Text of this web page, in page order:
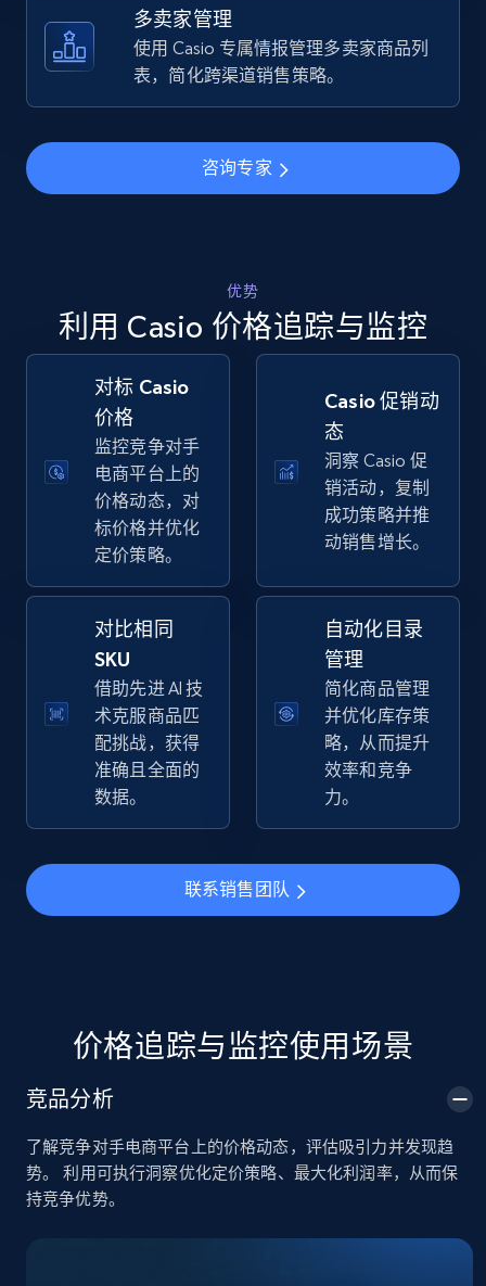
Walmart - products - Find new products by
using specific category URL
URL, Final price, Sku, Currency, Gtin,
Specifications, Image urls, Top reviews, and
5.6K+ 875+ 立即开始
Walmart - products - Collects products by
specific keywords
URL, Final price, Sku, Currency, Gtin,
Specifications, Image urls, Top reviews, and
more.
5.6K+ 875+ 立即开始
using sku numbers
URL, Final price, Sku, Currency, Gtin,
Specifications, Image urls, Top reviews, and
more.
5.6K+ 875+ 立即开始
URL, Title, Available, Description, Currency, Initial
price, Final price, Discount percent, and more.
URL, Title, Available, Description, Currency, Initial
5.4K+ 668+ 立即开始
多卖家管理
使用 Casio 专属情报管理多卖家商品列
表，简化跨渠道销售策略。
咨询专家
优势
利用 Casio 价格追踪与监控
对标 Casio
价格
监控竞争对手
电商平台上的
价格动态，对
标价格并优化
定价策略。
Casio 促销动
态
洞察 Casio 促
销活动，复制
成功策略并推
动销售增长。
对比相同
SKU
借助先进 AI 技
术克服商品匹
配挑战，获得
准确且全面的
数据。
自动化目录
管理
简化商品管理
并优化库存策
略，从而提升
效率和竞争
力。
联系销售团队
价格追踪与监控使用场景
竞品分析
了解竞争对手电商平台上的价格动态，评估吸引力并发现趋
势。 利用可执行洞察优化定价策略、最大化利润率，从而保
持竞争优势。